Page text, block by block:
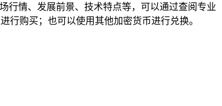
行情、发展前景、技术特点等，可以通过查阅专业
行购买；也可以使用其他加密货币进行兑换。